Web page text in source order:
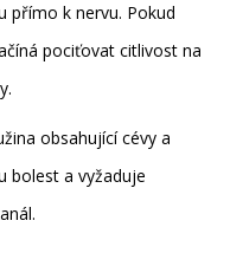
přímo k nervu. Pokud
pociťovat citlivost na
obsahující cévy a
bolest a vyžaduje